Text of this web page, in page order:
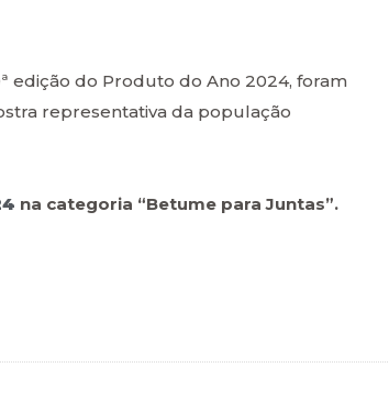
edição do Produto do Ano 2024, foram
representativa da população
na categoria “Betume para Juntas”.